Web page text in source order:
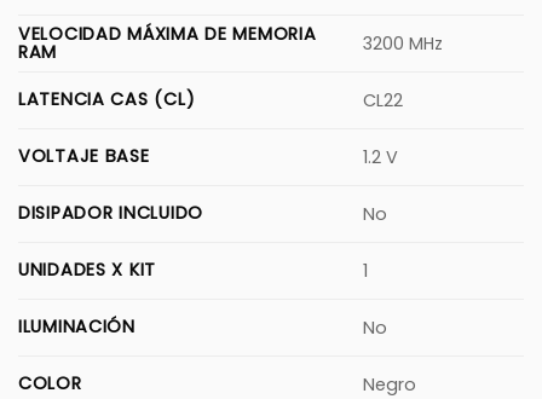
VELOCIDAD MÁXIMA DE MEMORIA
RAM 3200 MHz
LATENCIA CAS (CL) CL22
VOLTAJE BASE 1.2 V
DISIPADOR INCLUIDO No
UNIDADES X KIT 1
ILUMINACIÓN No
COLOR Negro